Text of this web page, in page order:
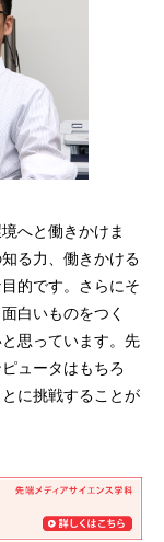
へと働きかけま
る力、働きかける
的です。さらにそ
白いものをつく
思っています。先
ュータはもちろ
に挑戦することが